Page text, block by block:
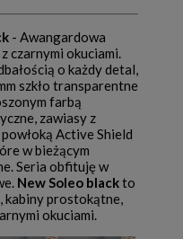
- Awangardowa
czarnymi okuciami.
o każdy detal,
szkło transparentne
farbą
zawiasy z
Active Shield
w bieżącym
Seria obfituję w
New Soleo blackto
kabiny prostokątne,
okuciami.